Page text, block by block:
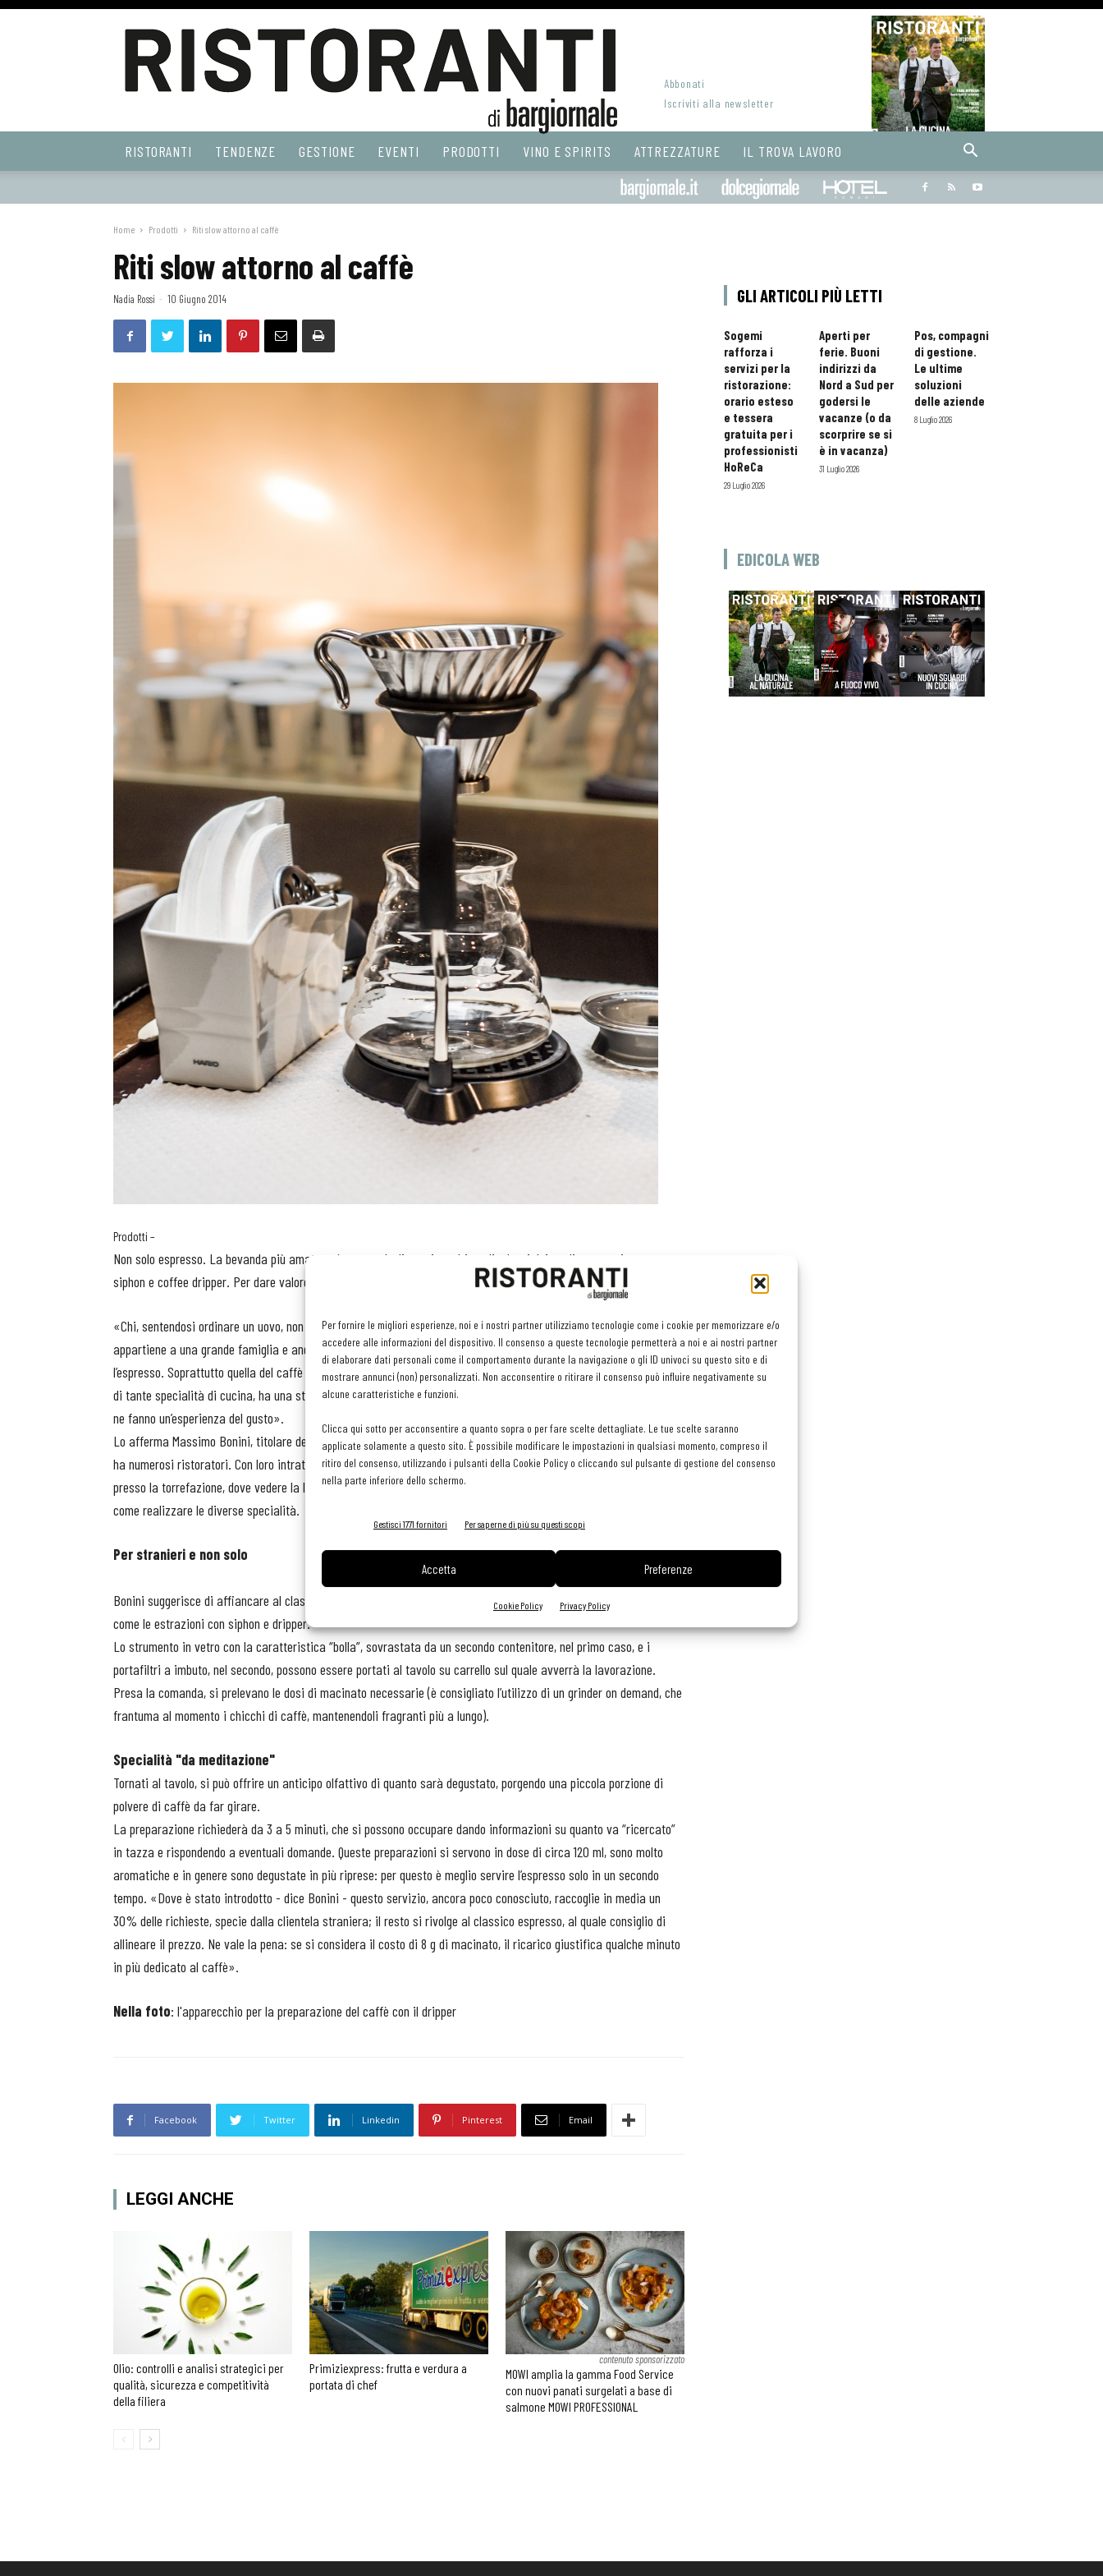
Per fornire le migliori esperienze, noi e i nostri partner utilizziamo tecnologie come i cookie per memorizzare e/o
accedere alle informazioni del dispositivo. Il consenso a queste tecnologie permetterà a noi e ai nostri partner
di elaborare dati personali come il comportamento durante la navigazione o gli ID univoci su questo sito e di
mostrare annunci (non) personalizzati. Non acconsentire o ritirare il consenso può influire negativamente su
alcune caratteristiche e funzioni.
Clicca qui sotto per acconsentire a quanto sopra o per fare scelte dettagliate. Le tue scelte saranno
applicate solamente a questo sito. È possibile modificare le impostazioni in qualsiasi momento, compreso il
ritiro del consenso, utilizzando i pulsanti della Cookie Policy o cliccando sul pulsante di gestione del consenso
nella parte inferiore dello schermo.
Gestisci 1771 fornitori Per saperne di più su questi scopi
Accetta Preferenze
Cookie Policy Privacy Policy
Web
Abbonati
Iscriviti alla newsletter
RISTORANTI TENDENZE GESTIONE EVENTI PRODOTTI VINO E SPIRITS ATTREZZATURE IL TROVA LAVORO
Bargiornale dolcegiornale
Home Prodotti Riti slow attorno al caffè
Riti slow attorno al caffè
Nadia Rossi - 10 Giugno 2014
Prodotti –
Non solo espresso. La bevanda più amata può essere declinata in molti modi, alcuni dei quali poco noti, come
siphon e coffee dripper. Per dare valore aggiunto al servizio
«Chi, sentendosi ordinare un uovo, non chiederebbe all’ospite come lo vuole cucinato? Analogamente, anche il caffè
appartiene a una grande famiglia e andrebbe inquadrato in base alla preparazione, a partire dalla più classica,
l’espresso. Soprattutto quella del caffè dovrebbe diventare un’esperienza da proporre in più versioni. Perché, al pari
di tante specialità di cucina, ha una storia, un’origine, una complessità aromatica e varie modalità di servizio che
ne fanno un’esperienza del gusto».
Lo afferma Massimo Bonini, titolare della torrefazione Lady Cafè di San Secondo Parmense (Pr), che tra i clienti
ha numerosi ristoratori. Con loro intrattiene un rapporto di collaborazione, che prende il via con una full immersion
presso la torrefazione, dove vedere la lavorazione, toccare con mano il caffè crudo, quello tostato, comprendere
come realizzare le diverse specialità.
Per stranieri e non solo
Bonini suggerisce di affiancare al classico espresso l’offerta di altre preparazioni da realizzare davanti ai clienti,
come le estrazioni con siphon e dripper.
Lo strumento in vetro con la caratteristica “bolla”, sovrastata da un secondo contenitore, nel primo caso, e i
portafiltri a imbuto, nel secondo, possono essere portati al tavolo su carrello sul quale avverrà la lavorazione.
Presa la comanda, si prelevano le dosi di macinato necessarie (è consigliato l’utilizzo di un grinder on demand, che
frantuma al momento i chicchi di caffè, mantenendoli fragranti più a lungo).
Specialità "da meditazione"
Tornati al tavolo, si può offrire un anticipo olfattivo di quanto sarà degustato, porgendo una piccola porzione di
polvere di caffè da far girare.
La preparazione richiederà da 3 a 5 minuti, che si possono occupare dando informazioni su quanto va “ricercato”
in tazza e rispondendo a eventuali domande. Queste preparazioni si servono in dose di circa 120 ml, sono molto
aromatiche e in genere sono degustate in più riprese: per questo è meglio servire l’espresso solo in un secondo
tempo. «Dove è stato introdotto - dice Bonini - questo servizio, ancora poco conosciuto, raccoglie in media un
30% delle richieste, specie dalla clientela straniera; il resto si rivolge al classico espresso, al quale consiglio di
allineare il prezzo. Ne vale la pena: se si considera il costo di 8 g di macinato, il ricarico giustifica qualche minuto
in più dedicato al caffè».
Nella foto: l'apparecchio per la preparazione del caffè con il dripper
Facebook Twitter Linkedin Pinterest Email
LEGGI ANCHE
Olio: controlli e analisi strategici per
qualità, sicurezza e competitività
della filiera
Primiziexpress: frutta e verdura a
portata di chef
contenuto sponsorizzato
MOWI amplia la gamma Food Service
con nuovi panati surgelati a base di
salmone MOWI PROFESSIONAL
GLI ARTICOLI PIÙ LETTI
Sogemi
rafforza i
servizi per la
ristorazione:
orario esteso
e tessera
gratuita per i
professionisti
HoReCa
29 Luglio 2026
Aperti per
ferie. Buoni
indirizzi da
Nord a Sud per
godersi le
vacanze (o da
scorprire se si
è in vacanza)
31 Luglio 2026
Pos, compagni
di gestione.
Le ultime
soluzioni
delle aziende
8 Luglio 2026
EDICOLA WEB